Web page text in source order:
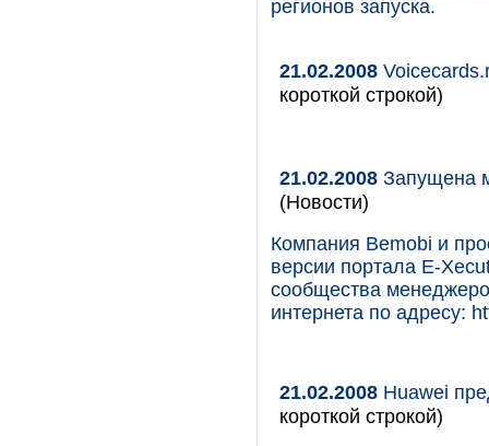
регионов запуска.
21.02.2008
короткой строкой)
21.02.2008 Запущена
(Новости)
Компания Bemobi и
версии портала E-
сообщества
интернета по адресу:
21.02.2008 Huawei
короткой строкой)